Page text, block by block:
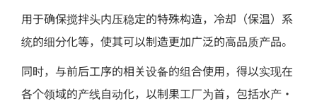
用于确保搅拌头内压稳定的特殊构造，冷却（保温）系
统的细分化等，使其可以制造更加广泛的高品质产品。
同时，与前后工序的相关设备的组合使用，得以实现在
各个领域的产线自动化，以制果工厂为首，包括水产・